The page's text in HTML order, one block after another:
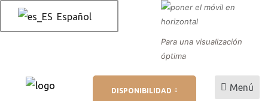
Español
Para una visualización
óptima
DISPONIBILIDAD Menú